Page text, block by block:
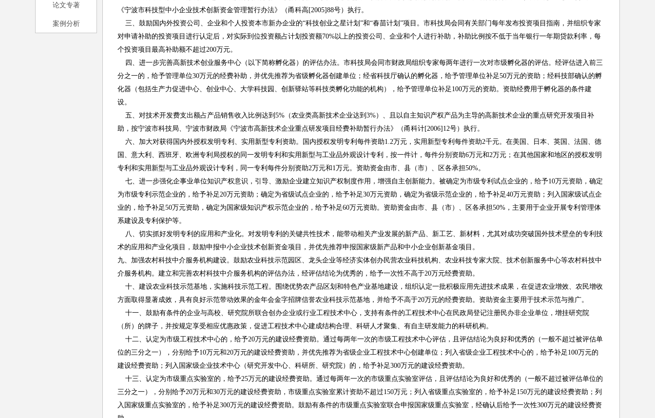
论文专著
案例分析
《宁波市科技型中小企业技术创新资金管理暂行办法》（甬科高[2005]88号）执行。
三、鼓励国内外投资公司、企业和个人投资本市新办企业的“科技创业之星计划”和“春苗计划”项目。市科技局会同有关部门每年发布投资项目指南，并组织专家
对申请补助的投资项目进行认定后，对实际到位投资额占计划投资额70%以上的投资公司、企业和个人进行补助，补助比例按不低于当年银行一年期贷款利率，每
个投资项目最高补助额不超过200万元。
四、进一步完善高新技术创业服务中心（以下简称孵化器）的评估办法。市科技局会同市财政局组织专家每两年进行一次对市级孵化器的评估。经评估进入前三
分之一的，给予管理单位30万元的经费补助，并优先推荐为省级孵化器创建单位；经省科技厅确认的孵化器，给予管理单位补足50万元的资助；经科技部确认的孵
化器（包括生产力促进中心、创业中心、大学科技园、创新驿站等科技类孵化功能的机构），给予管理单位补足100万元的资助。资助经费用于孵化器的条件建
设。
五、对技术开发费支出额占产品销售收入比例达到5%（农业类高新技术企业达到3%）、且以自主知识产权产品为主导的高新技术企业的重点研究开发项目补
助，按宁波市科技局、宁波市财政局《宁波市高新技术企业重点研发项目经费补助暂行办法》（甬科计[2006]12号）执行。
六、加大对获得国内外授权发明专利、实用新型专利资助。国内授权发明专利每件资助1.2万元，实用新型专利每件资助2千元。在美国、日本、英国、法国、德
国、意大利、西班牙、欧洲专利局授权的同一发明专利和实用新型与工业品外观设计专利，按一件计，每件分别资助6万元和2万元；在其他国家和地区的授权发明
专利和实用新型与工业品外观设计专利，同一专利每件分别资助2万元和1万元。资助资金由市、县（市）、区各承担50%。
七、进一步强化企事业单位知识产权意识，引导、激励企业建立知识产权制度作用，增强自主创新能力。被确定为市级专利试点企业的，给予10万元资助，确定
为市级专利示范企业的，给予补足20万元资助；确定为省级试点企业的，给予补足30万元资助，确定为省级示范企业的，给予补足40万元资助；列入国家级试点企
业的，给予补足50万元资助，确定为国家级知识产权示范企业的，给予补足60万元资助。资助资金由市、县（市）、区各承担50%，主要用于企业开展专利管理体
系建设及专利保护等。
八、切实抓好发明专利的应用和产业化。对发明专利的关键共性技术，能带动相关产业发展的新产品、新工艺、新材料，尤其对成功突破国外技术壁垒的专利技
术的应用和产业化项目，鼓励申报中小企业技术创新资金项目，并优先推荐申报国家级新产品和中小企业创新基金项目。
九、加强农村科技中介服务机构建设。鼓励农业科技示范园区、龙头企业等经济实体创办民营农业科技机构、农业科技专家大院、技术创新服务中心等农村科技中
介服务机构。建立和完善农村科技中介服务机构的评估办法，经评估结论为优秀的，给予一次性不高于20万元经费资助。
十、建设农业科技示范基地，实施科技示范工程。围绕优势农产品区划和特色产业基地建设，组织认定一批积极应用先进技术成果，在促进农业增效、农民增收
方面取得显著成效，具有良好示范带动效果的金年会金字招牌信誉农业科技示范基地，并给予不高于20万元的经费资助。资助资金主要用于技术示范与推广。
十一、鼓励有条件的企业与高校、研究院所联合创办企业或行业工程技术中心，支持有条件的工程技术中心在民政局登记注册民办非企业单位，增挂研究院
（所）的牌子，并按规定享受相应优惠政策，促进工程技术中心建成结构合理、科研人才聚集、有自主研发能力的科研机构。
十二、认定为市级工程技术中心的，给予20万元的建设经费资助。通过每两年一次的市级工程技术中心评估，且评估结论为良好和优秀的（一般不超过被评估单
位的三分之一），分别给予10万元和20万元的建设经费资助，并优先推荐为省级企业工程技术中心创建单位；列入省级企业工程技术中心的，给予补足100万元的
建设经费资助；列入国家级企业技术中心（研究开发中心、科研所、研究院）的，给予补足300万元的建设经费资助。
十三、认定为市级重点实验室的，给予25万元的建设经费资助。通过每两年一次的市级重点实验室评估，且评估结论为良好和优秀的（一般不超过被评估单位的
三分之一），分别给予20万元和30万元的建设经费资助，市级重点实验室累计资助不超过150万元；列入省级重点实验室的，给予补足150万元的建设经费资助；列
入国家级重点实验室的，给予补足300万元的建设经费资助。鼓励有条件的市级重点实验室联合申报国家级重点实验室，经确认后给予一次性300万元的建设经费资